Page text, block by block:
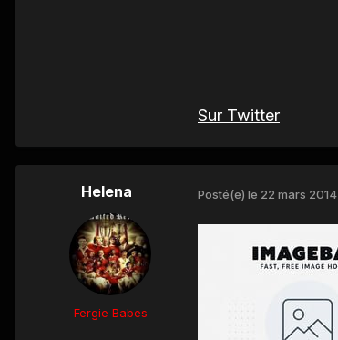
Sur Twitter
Helena
Fergie Babes
Posté(e) le 22 mars 2014